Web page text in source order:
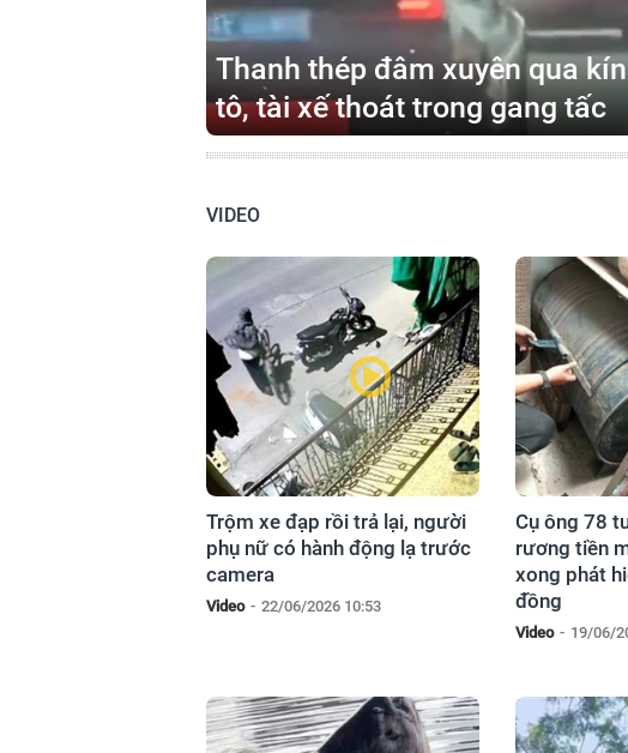
Thanh thép đâm xuyên qua
tô, tài xế thoát trong gang tấc
VIDEO
Trộm xe đạp rồi trả lại, người
phụ nữ có hành động lạ trước
camera
Video - 22/06/2026 10:53
Cụ ông 78
rương tiền
xong phát
đồng
Video - 19/06/